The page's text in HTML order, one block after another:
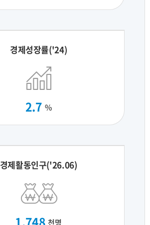
경제성장률('24)
2.7 %
경제활동인구('26.06)
1,748 천명